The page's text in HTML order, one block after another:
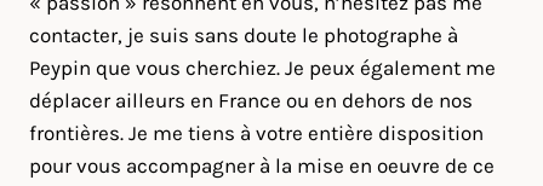
contacter, je suis sans doute le photographe à
Peypin que vous cherchiez. Je peux également me
déplacer ailleurs en France ou en dehors de nos
frontières. Je me tiens à votre entière disposition
pour vous accompagner à la mise en oeuvre de ce